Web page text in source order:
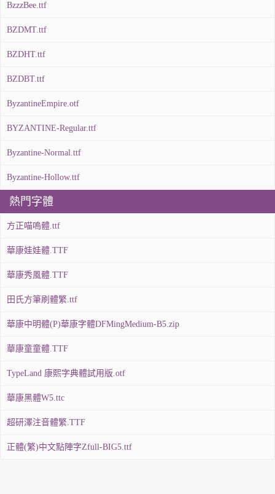
BzzzBee.ttf
BZDMT.ttf
BZDHT.ttf
BZDBT.ttf
ByzantineEmpire.otf
BYZANTINE-Regular.ttf
Byzantine-Normal.ttf
Byzantine-Hollow.ttf
熱門字體
方正喵嗚體.ttf
華康娃娃體.TTF
華康秀風體.TTF
田氏方筆刷體繁.ttf
華康中明體(P)華康字體DFMingMedium-B5.zip
華康童童體.TTF
TypeLand 康熙字典體試用版.otf
華康黑體W5.ttc
超研澤注音體繁.TTF
正體(繁)中文點陣字Zfull-BIG5.ttf